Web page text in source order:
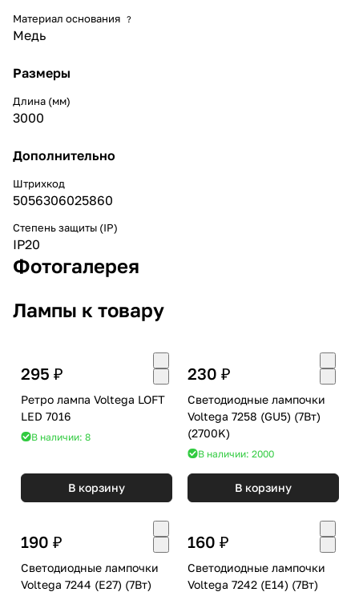
Материал основания ?
Медь
Размеры
Длина (мм)
3000
Дополнительно
Штрихкод
5056306025860
Степень защиты (IP)
IP20
Фотогалерея
Лампы к товару
295 ₽
Ретро лампа Voltega LOFT
LED 7016
В наличии: 8
В корзину
230 ₽
Светодиодные лампочки
Voltega 7258 (GU5) (7Вт)
(2700K)
В наличии: 2000
В корзину
190 ₽
Светодиодные лампочки
Voltega 7244 (E27) (7Вт)
160 ₽
Светодиодные лампочки
Voltega 7242 (E14) (7Вт)